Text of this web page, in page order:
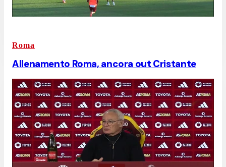
Roma
Allenamento Roma, ancora out Cristante